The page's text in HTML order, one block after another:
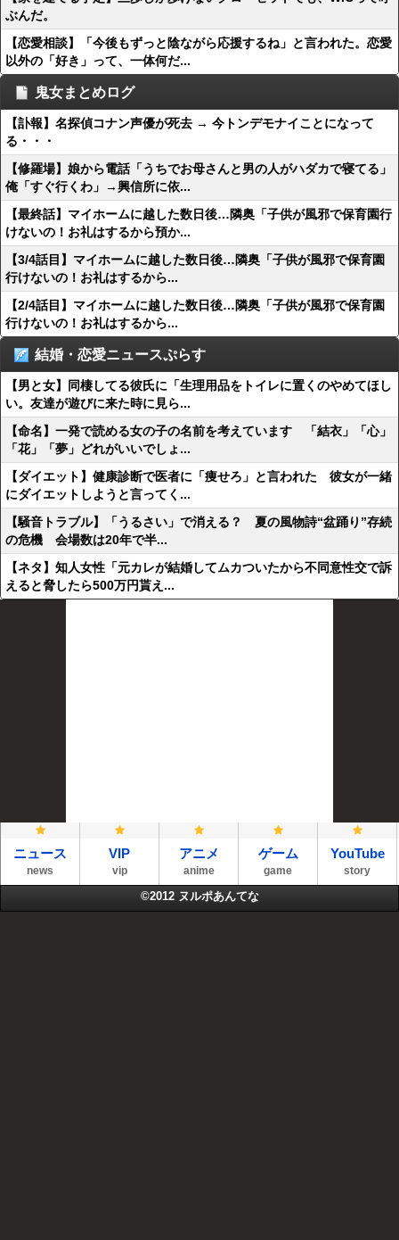
ぶんだ。
【恋愛相談】「今後もずっと陰ながら応援するね」と言われた。恋愛
以外の「好き」って、一体何だ...
鬼女まとめログ
【訃報】名探偵コナン声優が死去 → 今トンデモナイことになって
る・・・
【修羅場】娘から電話「うちでお母さんと男の人がハダカで寝てる」
俺「すぐ行くわ」→興信所に依...
【最終話】マイホームに越した数日後…隣奥「子供が風邪で保育園行
けないの！お礼はするから預か...
【3/4話目】マイホームに越した数日後…隣奥「子供が風邪で保育園
行けないの！お礼はするから...
【2/4話目】マイホームに越した数日後…隣奥「子供が風邪で保育園
行けないの！お礼はするから...
結婚・恋愛ニュースぷらす
【男と女】同棲してる彼氏に「生理用品をトイレに置くのやめてほし
い。友達が遊びに来た時に見ら...
【命名】一発で読める女の子の名前を考えています 「結衣」「心」
「花」「夢」どれがいいでしょ...
【ダイエット】健康診断で医者に「痩せろ」と言われた 彼女が一緒
にダイエットしようと言ってく...
【騒音トラブル】「うるさい」で消える？ 夏の風物詩“盆踊り”存続
の危機 会場数は20年で半...
【ネタ】知人女性「元カレが結婚してムカついたから不同意性交で訴
えると脅したら500万円貰え...
ニュース
news
VIP
vip
アニメ
anime
ゲーム
game
YouTube
story
©2012 ヌルポあんてな